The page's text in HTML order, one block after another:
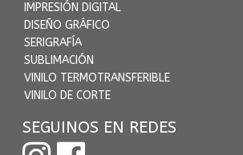
IMPRESIÓN DIGITAL
DISEÑO GRÁFICO
SERIGRAFÍA
SUBLIMACIÓN
VINILO TERMOTRANSFERIBLE
VINILO DE CORTE
SEGUINOS EN REDES